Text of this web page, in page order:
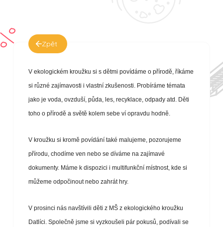
Zpět
V ekologickém kroužku si s dětmi povídáme o přírodě, říkáme
si různé zajímavosti i vlastní zkušenosti. Probíráme témata
jako je voda, ovzduší, půda, les, recyklace, odpady atd. Děti
toho o přírodě a světě kolem sebe ví opravdu hodně.
V kroužku si kromě povídání také malujeme, pozorujeme
přírodu, chodíme ven nebo se díváme na zajímavé
dokumenty. Máme k dispozici i multifunkční místnost, kde si
můžeme odpočinout nebo zahrát hry.
V prosinci nás navštívili děti z MŠ z ekologického kroužku
Datlíci. Společně jsme si vyzkoušeli pár pokusů, podívali se